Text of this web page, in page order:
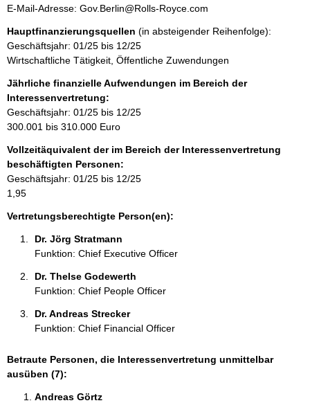
o
r
m
a
i
o
n
e
n
:
e
s
e
o
t
a
k
t
i
n
f
r
m
a
t
i
E-Mail-Adresse: Gov.Berlin@Rolls-Royce.com
Hauptfinanzierungsquellen (in absteigender Reihenfolge):
Geschäftsjahr: 01/25 bis 12/25
Wirtschaftliche Tätigkeit, Öffentliche Zuwendungen
Jährliche finanzielle Aufwendungen im Bereich der
Interessenvertretung:
Geschäftsjahr: 01/25 bis 12/25
300.001 bis 310.000 Euro
Vollzeitäquivalent der im Bereich der Interessenvertretung
beschäftigten Personen:
Geschäftsjahr: 01/25 bis 12/25
1,95
Vertretungsberechtigte Person(en):
Dr. Jörg Stratmann
Funktion: Chief Executive Officer
Dr. Thelse Godewerth
Funktion: Chief People Officer
Dr. Andreas Strecker
Funktion: Chief Financial Officer
Betraute Personen, die Interessenvertretung unmittelbar
ausüben (7):
Andreas Görtz